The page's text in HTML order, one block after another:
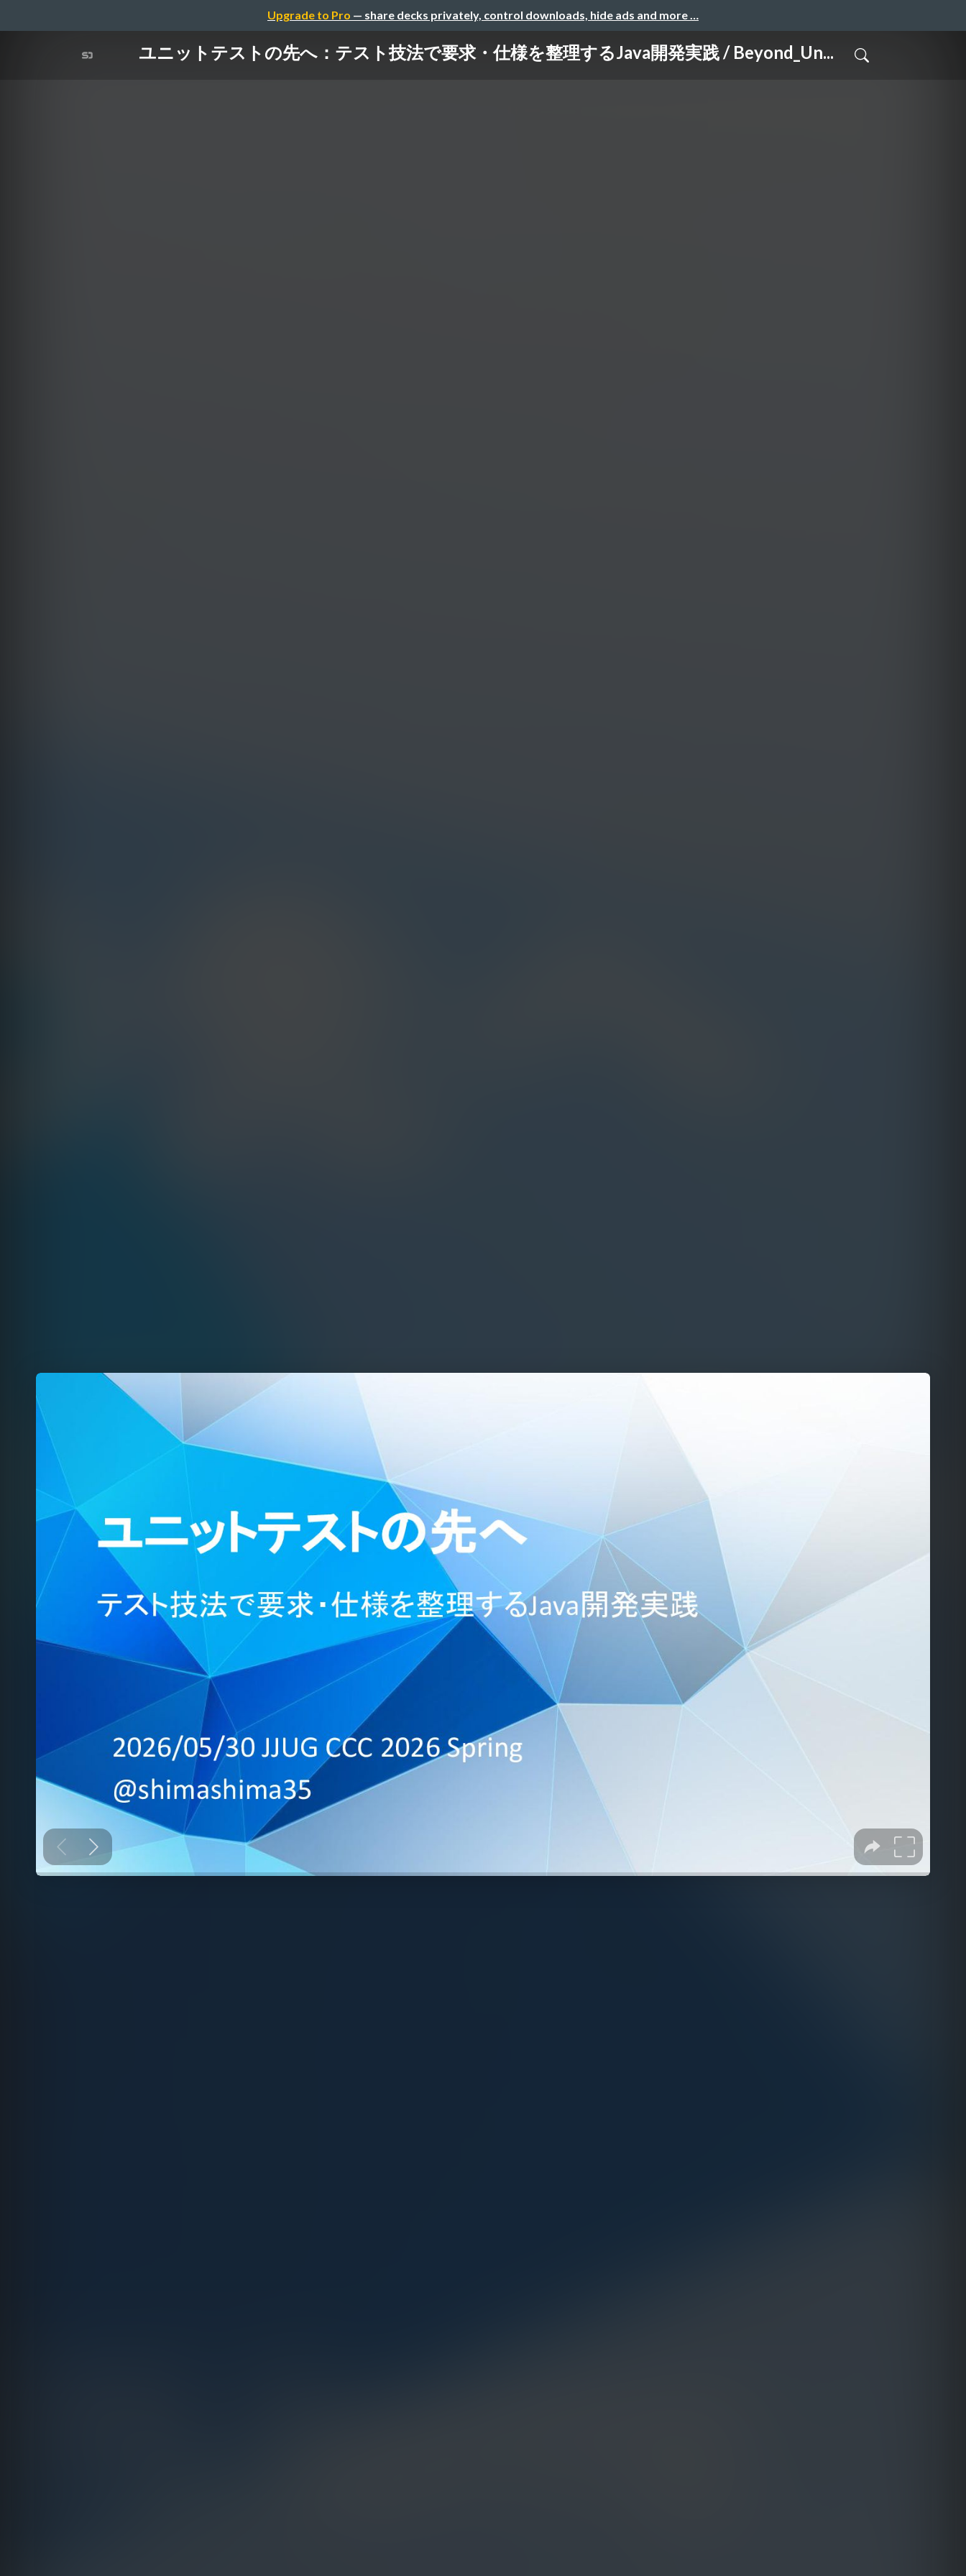
Upgrade to Pro — share decks privately, control downloads, hide ads and more …
ユニットテストの先へ：テスト技法で要求・仕様を整理するJava開発実践 / Beyond_Un...